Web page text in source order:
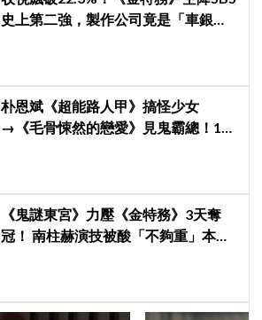
史上第二強，製作公司竟是「車銀
朴恩斌《超能路人甲》搞怪少女
→《毛骨悚然的戀愛》見鬼霸總！180
《鬼謎東宮》力壓《金特務》3天奪
冠！ 南柱赫演技被酸「不夠重」本人